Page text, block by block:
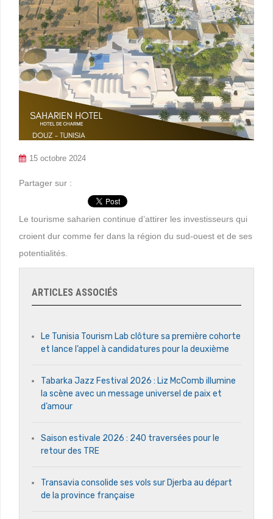
15 octobre 2024
Partager sur :
Le tourisme saharien continue d’attirer les investisseurs qui
croient dur comme fer dans la région du sud-ouest et de ses
potentialités.
ARTICLES ASSOCIÉS
Le Tunisia Tourism Lab clôture sa première cohorte
et lance l’appel à candidatures pour la deuxième
Tabarka Jazz Festival 2026 : Liz McComb illumine
la scène avec un message universel de paix et
d’amour
Saison estivale 2026 : 240 traversées pour le
retour des TRE
Transavia consolide ses vols sur Djerba au départ
de la province française